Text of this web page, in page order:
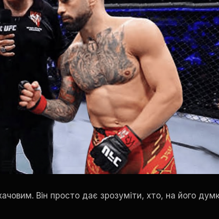
Він просто дає зрозуміти, хто, на його